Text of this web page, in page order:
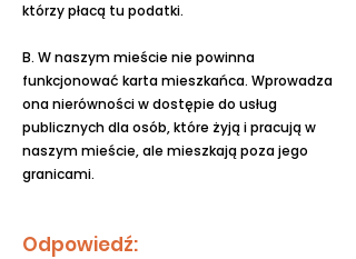
którzy płacą tu podatki.
B. W naszym mieście nie powinna
funkcjonować karta mieszkańca. Wprowadza
ona nierówności w dostępie do usług
publicznych dla osób, które żyją i pracują w
naszym mieście, ale mieszkają poza jego
granicami.
Odpowiedź: